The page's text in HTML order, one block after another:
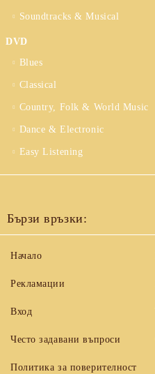
Soundtracks & Musical
DVD
Blues
Classical
Country, Folk & World Music
Dance & Electronic
Easy Listening
Бързи връзки:
Начало
Рекламации
Вход
Често задавани въпроси
Политика за поверителност